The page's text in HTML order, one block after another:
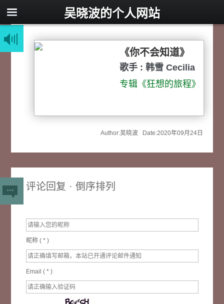
吴晓波的个人网站
《你不会知道》
歌手 : 韩雪 Cecilia
专辑《狂想的旅程》
Author:吴晓波 Date:2020年09月24日
评论回复 · 倒序排列
昵称 (*)
Email (*)